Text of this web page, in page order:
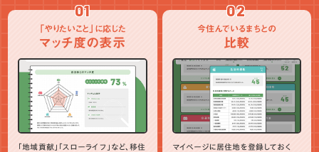
01
「やりたいこと」に応じた
マッチ度の表示
「地域貢献」「スローライフ」など、移住
02
今住んでいるまちとの
比較
マイページに居住地を登録しておく